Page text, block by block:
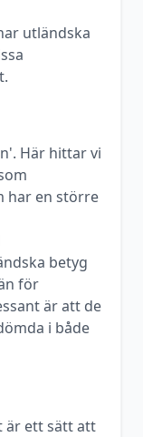
utländska
Här hittar vi
har en större
betyg
för
är att de
i både
är ett sätt att